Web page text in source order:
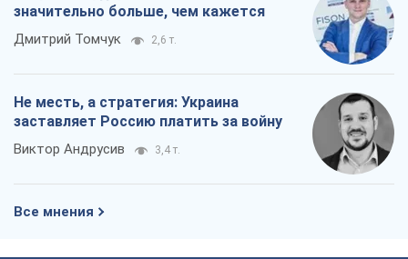
значительно больше, чем кажется
Дмитрий Томчук 2,6 т.
Не месть, а стратегия: Украина
заставляет Россию платить за войну
Виктор Андрусив 3,4 т.
Все мнения